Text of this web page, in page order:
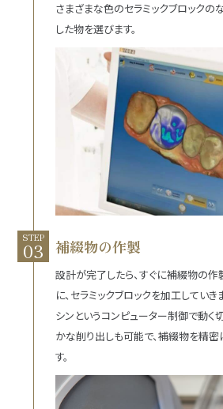
さまざまな色のセラミックブロックの
した物を選びます。
STEP 補綴物の作製
設計が完了したら、すぐに補綴物の
に、セラミックブロックを加工していき
シンというコンピューター制御で動く
かな削り出しも可能で、補綴物を精
す。